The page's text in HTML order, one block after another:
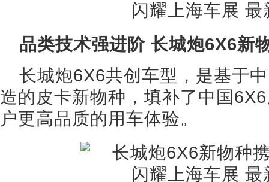
品类技术强进阶 长城炮6X6新
长城炮6X6共创车型，是基于
造的皮卡新物种，填补了中国
户更高品质的用车体验。